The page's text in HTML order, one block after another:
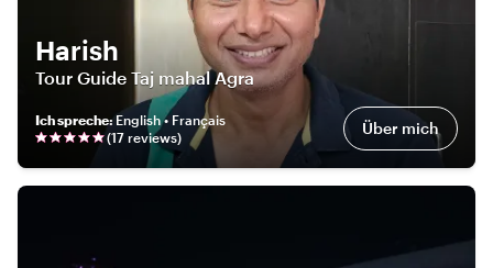
Harish
Tour Guide Taj mahal Agra
Ich spreche:English • Français
(17 reviews) Über mich